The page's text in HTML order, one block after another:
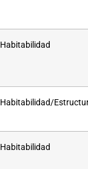
Habitabilidad
Habitabilidad/
Habitabilidad